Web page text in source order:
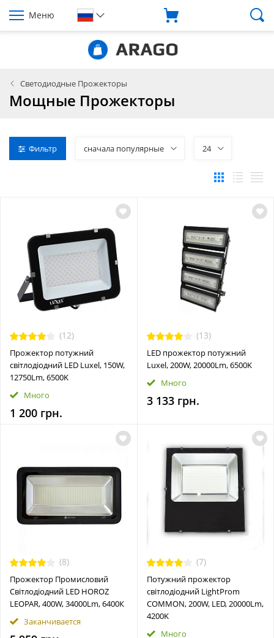
Меню
Светодиодные Прожекторы
Мощные Прожекторы
Фильтр сначала популярные 24
(12)
Прожектор потужний
світлодіодний LED Luxel, 150W,
12750Lm, 6500K
Много
1 200 грн.
(13)
LED прожектор потужний
Luxel, 200W, 20000Lm, 6500K
Много
3 133 грн.
(8)
Прожектор Промисловий
Cвітлодіодний LED HOROZ
LEOPAR, 400W, 34000Lm, 6400К
Заканчивается
(7)
Потужний прожектор
світлодіодний LightProm
COMMON, 200W, LED, 20000Lm,
4200K
Много